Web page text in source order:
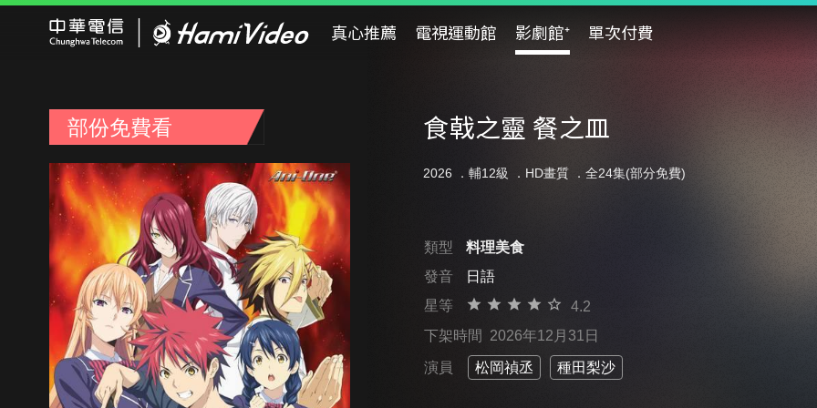
真心推薦 電視運動館 影劇館⁺ 單次付費
部份免費看 食戟之靈 餐之皿
2026 ． 輔12級 ．HD畫質 ．全24集(部分免費)
類型
料理美食
發音
日語
星等
4.2
下架時間 2026年12月31日
演員 松岡禎丞 種田梨沙